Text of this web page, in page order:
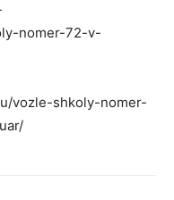
nomer-72-v-
vozle-shkoly-nomer-